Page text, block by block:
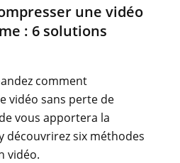
une vidéo
: 6 solutions
comment
vidéo sans perte de
vous apportera la
découvrirez six méthodes
vidéo.